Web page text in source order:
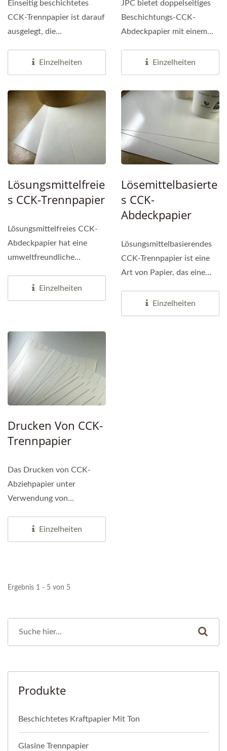
Einseitig beschichtetes
CCK-Trennpapier ist darauf
ausgelegt, die
verbessern...Einzelheiten
JPC bietet doppelseitiges
Beschichtungs-CCK-
Abdeckpapier mit einem
bis 160g...Einzelheiten
Lösungsmittelfreie
S CCK-Trennpapier
Lösungsmittelfreies CCK-
Abdeckpapier hat eine
umweltfreundliche
hochwertigem...
Einzelheiten
Lösemittelbasierte
S CCK-
Abdeckpapier
Lösungsmittelbasierendes
CCK-Trennpapier ist eine
Art von Papier, das eine
Einzelheiten
Drucken Von CCK-
Trennpapier
Das Drucken von CCK-
Abziehpapier unter
Verwendung von
ist eine Art von
Abziehpapier,...
Einzelheiten
Ergebnis 1 - 5 von 5
Produkte
Beschichtetes Kraftpapier Mit Ton
Glasine Trennpapier